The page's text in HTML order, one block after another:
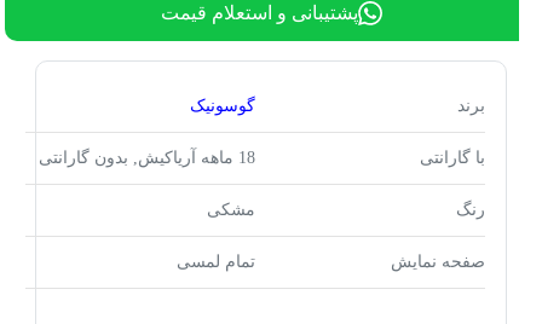
پشتیبانی و استعلام قیمت
برند گوسونیک
با گارانتی
رنگ مشکی
صفحه نمایش تمام لمسی